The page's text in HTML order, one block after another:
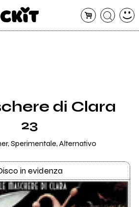
di Clara
23
Sperimentale, Alternativo
in evidenza